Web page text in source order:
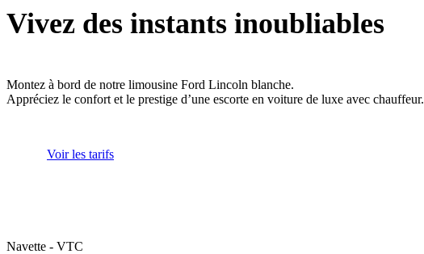
Vivez des instants inoubliables
Montez à bord de notre limousine Ford Lincoln blanche.
Appréciez le confort et le prestige d’une escorte en voiture de luxe avec chauffeur.
Voir les tarifs
Navette - VTC